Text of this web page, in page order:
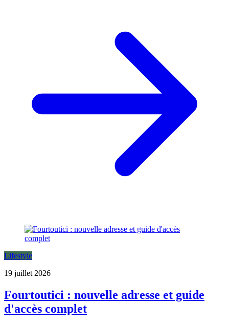
Lifestyle
19 juillet 2026
Fourtoutici : nouvelle adresse et guide
d'accès complet